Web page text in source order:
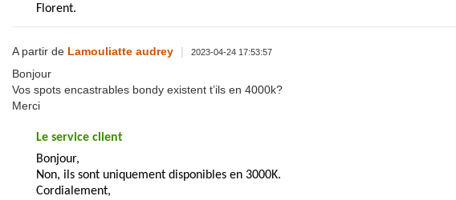
Florent.
A partir de Lamouliatte audrey | 2023-04-24 17:53:57
Bonjour
Vos spots encastrables bondy existent t’ils en 4000k?
Merci
Le service client
Bonjour,
Non, ils sont uniquement disponibles en 3000K.
Cordialement,